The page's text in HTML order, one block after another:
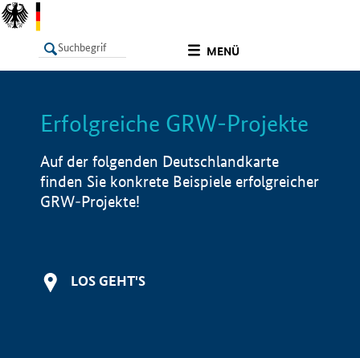
MENÜ
LISTE Info
Erfolgreiche GRW-Projekte
Auf der folgenden Deutschlandkarte
finden Sie konkrete Beispiele erfolgreicher
GRW-Projekte!
LOS GEHT'S